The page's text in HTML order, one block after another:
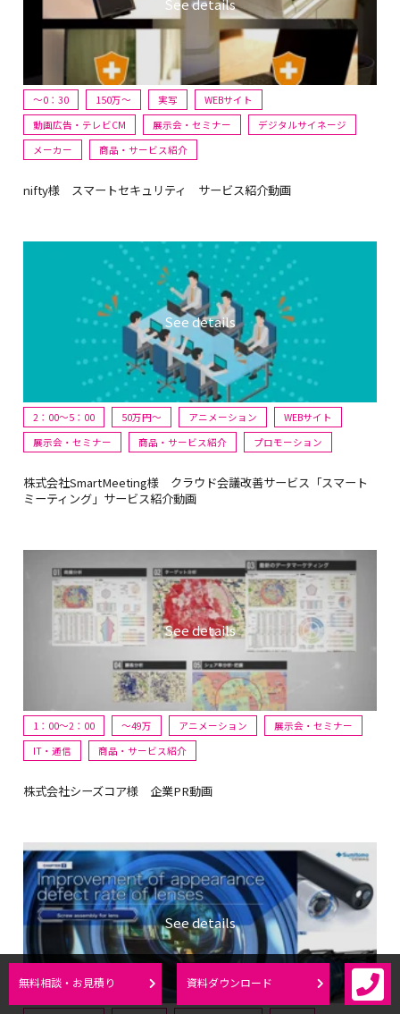
～0：30 150万〜 実写
WEBサイト
動画広告・テレビCM
展示会・セミナー
デジタルサイネージ
メーカー
商品・サービス紹介
nifty様 スマートセキュリティ サービス紹介動画
2：00～5：00 50万円〜 アニメーション
WEBサイト
展示会・セミナー
商品・サービス紹介 プロモーション
株式会社SmartMeeting様 クラウド会議改善サービス「スマート
ミーティング」サービス紹介動画
1：00～2：00 〜49万 アニメーション
展示会・セミナー
IT・通信
商品・サービス紹介
株式会社シーズコア様 企業PR動画
無料相談・お見積り 資料ダウンロード